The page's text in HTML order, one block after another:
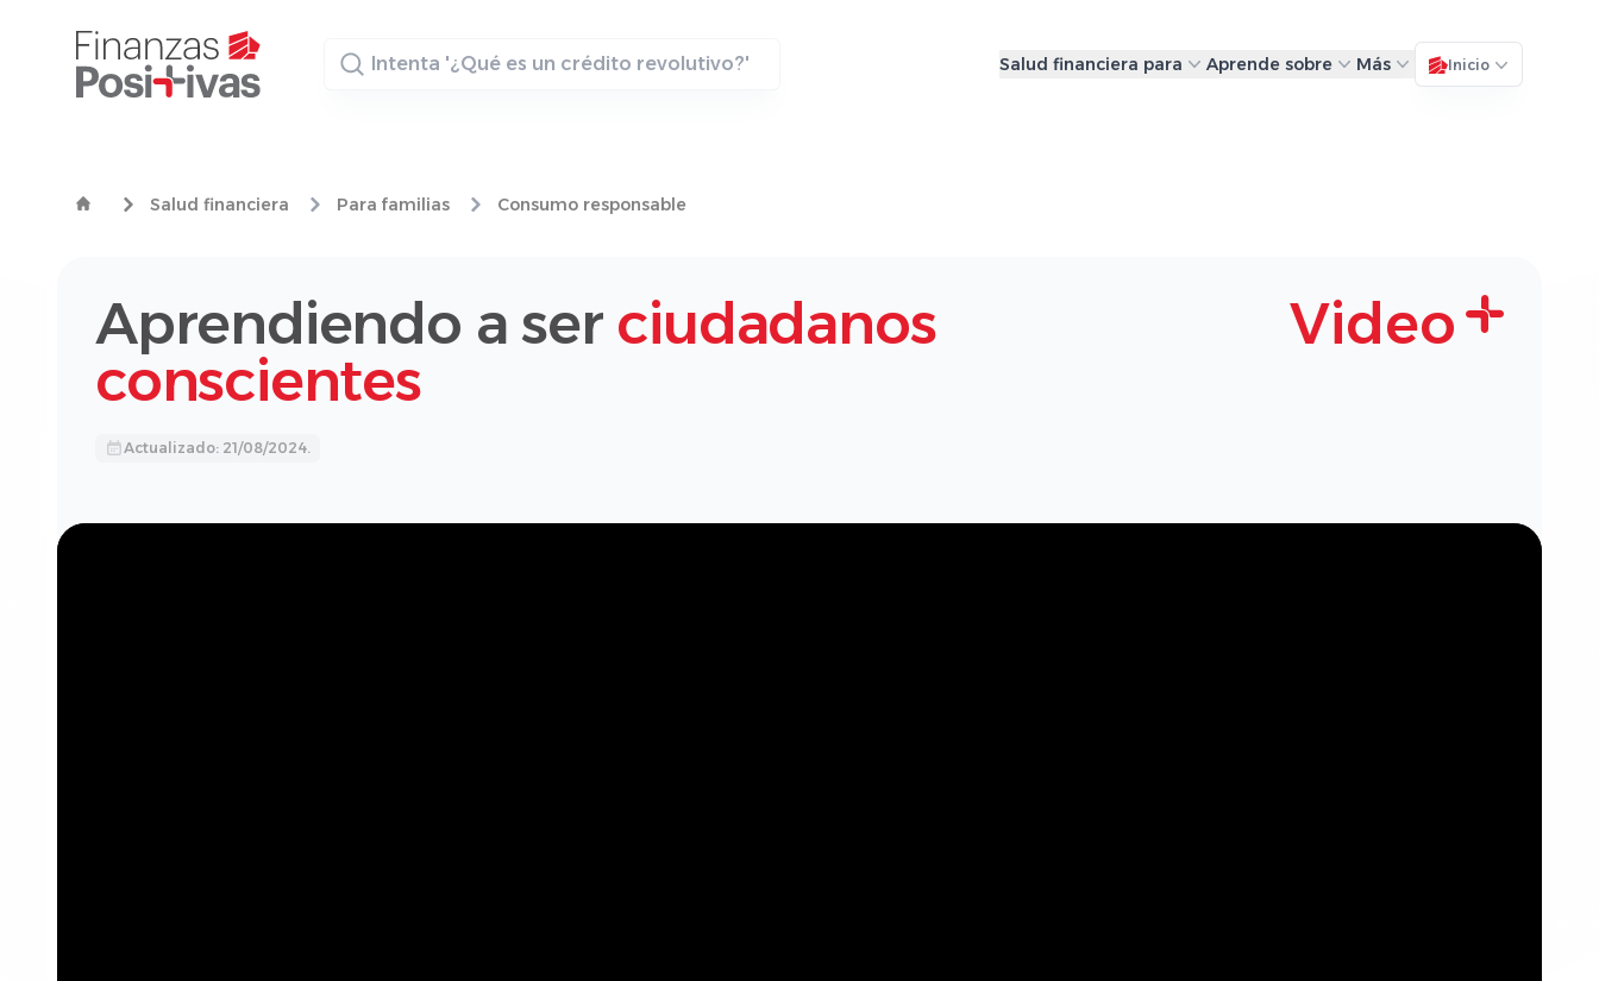
Buscador
Salud financiera para Aprende sobre Más Inicio
Salud financiera Para familias Consumo responsable
Aprendiendo a ser ciudadanos
conscientes
Actualizado: 21/08/2024.
Video